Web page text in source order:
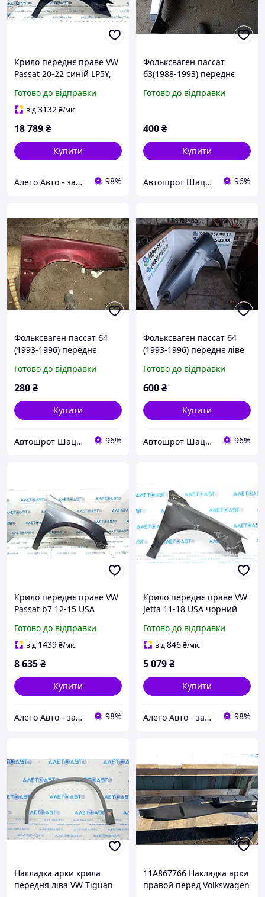
Крило переднє праве VW
Passat 20-22 синій LP5Y,
Готово до відправки
від3132₴/міс
18 789₴
Купити
Алето Авто - запчастини на авто зі США 98%
Фольксваген пассат
б3(1988-1993) переднє
предоплаті)
Готово до відправки
400₴
Купити
Автошрот Шацьк 0989579931 96%
Фольксваген пассат б4
(1993-1996) переднє
рихтовку)відправка по
предоплаті)
Готово до відправки
280₴
Купити
Автошрот Шацьк 0989579931 96%
Фольксваген пассат б4
(1993-1996) переднє ліве
Готово до відправки
600₴
Купити
Автошрот Шацьк 0989579931 96%
Крило переднє праве VW
Passat b7 12-15 USA
іржа 561821022
Готово до відправки
від 1439₴/міс
8 635₴
Купити
Алето Авто - запчастини на авто зі США 98%
Крило переднє праве VW
Jetta 11-18 USA чорний
5C6821106A
Готово до відправки
від846₴/міс
5 079₴
Купити
Алето Авто - запчастини на авто зі США 98%
Накладка арки крила
передня ліва VW Tiguan
11A867766 Накладка арки
правой перед Volkswagen